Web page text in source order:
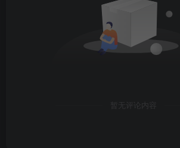
暂无评论内容